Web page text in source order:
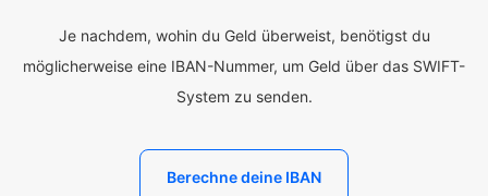
Je nachdem, wohin du Geld überweist, benötigst du
möglicherweise eine IBAN-Nummer, um Geld über das SWIFT-
System zu senden.
Berechne deine IBAN